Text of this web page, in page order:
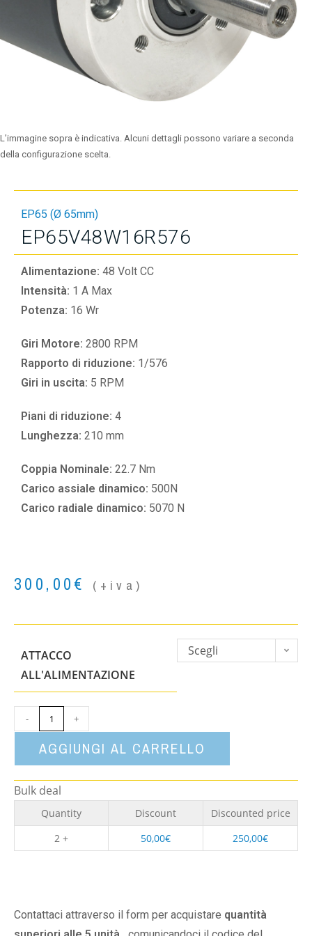
L’immagine sopra è indicativa. Alcuni dettagli possono variare a seconda
della configurazione scelta.
EP65 (Ø 65mm)
EP65V48W16R576
Alimentazione: 48 Volt CC
Intensità: 1 A Max
Potenza: 16 Wr
Giri Motore: 2800 RPM
Rapporto di riduzione: 1/576
Giri in uscita: 5 RPM
Piani di riduzione: 4
Lunghezza: 210 mm
Coppia Nominale: 22.7 Nm
Carico assiale dinamico: 500N
Carico radiale dinamico: 5070 N
300,00€ (+iva)
ATTACCO
ALL'ALIMENTAZIONE
Scegli
- +
AGGIUNGI AL CARRELLO
Bulk deal
Quantity Discount
Discounted price
2 +
50,00€ 250,00€
Contattaci attraverso il form per acquistare quantità